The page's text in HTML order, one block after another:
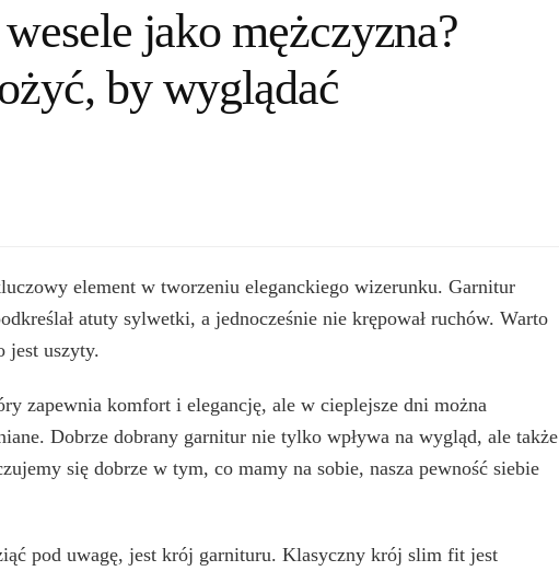
jako mężczyzna?
by wyglądać
element w tworzeniu eleganckiego wizerunku. Garnitur
atuty sylwetki, a jednocześnie nie krępował ruchów. Warto
jest uszyty.
zapewnia komfort i elegancję, ale w cieplejsze dni można
Dobrze dobrany garnitur nie tylko wpływa na wygląd, ale także
się dobrze w tym, co mamy na sobie, nasza pewność siebie
pod uwagę, jest krój garnituru. Klasyczny krój slim fit jest